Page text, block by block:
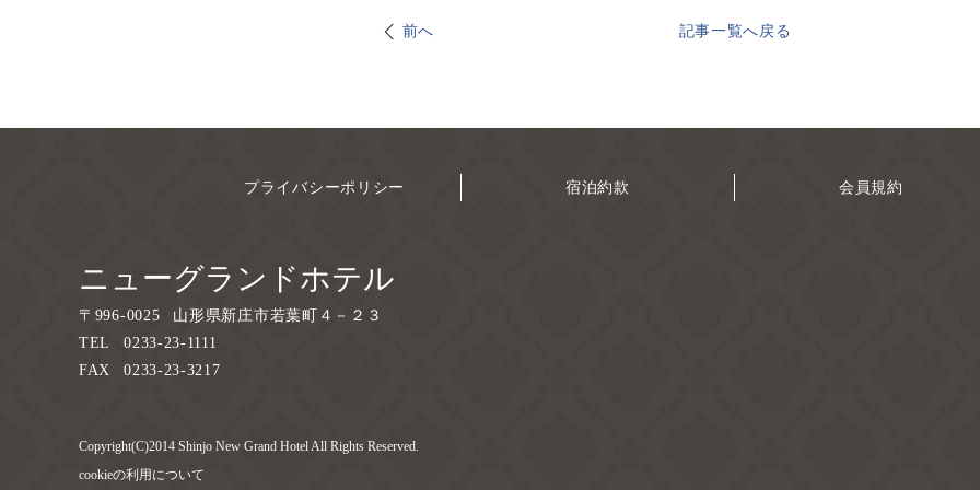
前へ 記事一覧へ戻る
プライバシーポリシー 宿泊約款 会員規約
ニューグランドホテル
〒 996-0025
山形県新庄市若葉町４－２３
TEL
0233-23-1111
FAX
0233-23-3217
Copyright(C)2014 Shinjo New Grand Hotel All Rights Reserved.
cookieの利用について